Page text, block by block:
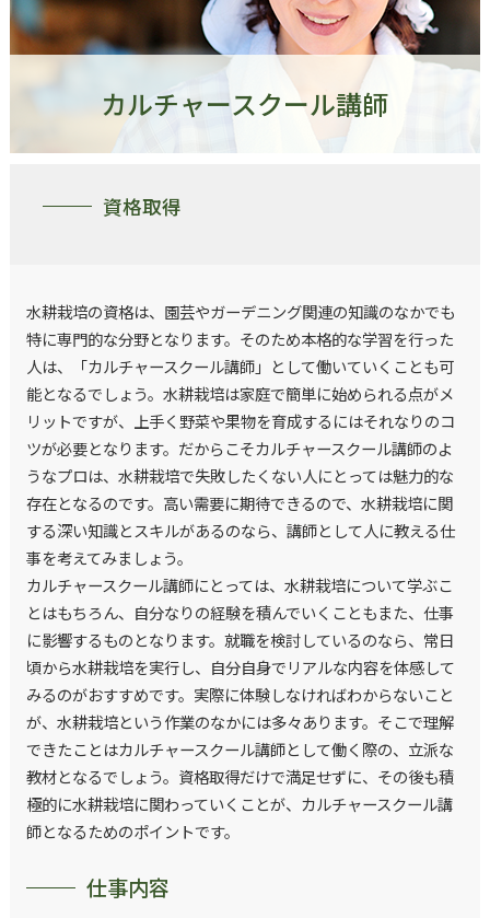
カルチャースクール講師
資格取得
水耕栽培の資格は、園芸やガーデニング関連の知識のなかでも
特に専門的な分野となります。そのため本格的な学習を行った
人は、「カルチャースクール講師」として働いていくことも可
能となるでしょう。水耕栽培は家庭で簡単に始められる点がメ
リットですが、上手く野菜や果物を育成するにはそれなりのコ
ツが必要となります。だからこそカルチャースクール講師のよ
うなプロは、水耕栽培で失敗したくない人にとっては魅力的な
存在となるのです。高い需要に期待できるので、水耕栽培に関
する深い知識とスキルがあるのなら、講師として人に教える仕
事を考えてみましょう。
カルチャースクール講師にとっては、水耕栽培について学ぶこ
とはもちろん、自分なりの経験を積んでいくこともまた、仕事
に影響するものとなります。就職を検討しているのなら、常日
頃から水耕栽培を実行し、自分自身でリアルな内容を体感して
みるのがおすすめです。実際に体験しなければわからないこと
が、水耕栽培という作業のなかには多々あります。そこで理解
できたことはカルチャースクール講師として働く際の、立派な
教材となるでしょう。資格取得だけで満足せずに、その後も積
極的に水耕栽培に関わっていくことが、カルチャースクール講
師となるためのポイントです。
仕事内容